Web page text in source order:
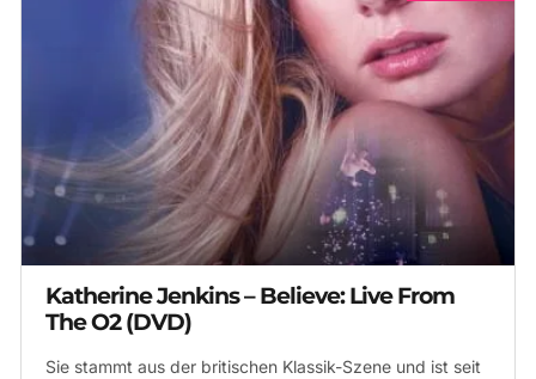
Katherine Jenkins – Believe: Live From
The O2 (DVD)
Sie stammt aus der britischen Klassik-Szene und ist seit